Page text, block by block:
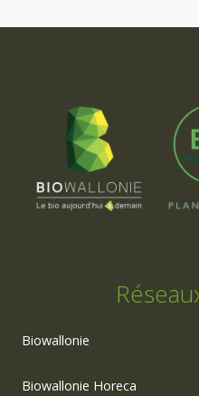
Biowallonie
Biowallonie Horeca